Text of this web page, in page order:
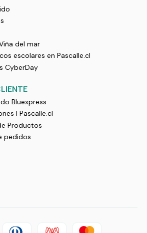
del mar
escolares en Pascalle.cl
CyberDay
Bluexpress
| Pascalle.cl
Productos
pedidos